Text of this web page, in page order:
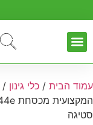
עמוד הבית / כלי גינון /
סטיגה